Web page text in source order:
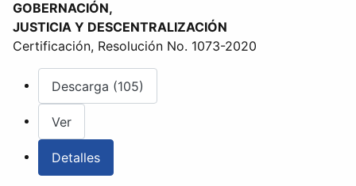
GOBERNACIÓN,
JUSTICIA Y DESCENTRALIZACIÓN
Certificación, Resolución No. 1073-2020
Descarga (105)
Ver
Detalles